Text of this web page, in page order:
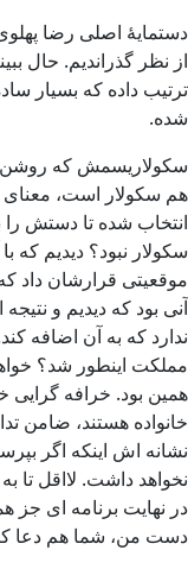
دستمایۀ اصلی رضا
از نظر گذراندیم. حال
ترتیب داده که بسیار
شده.
سکولاریسمش که
هم سکولار است، معنای
انتخاب شده تا دستش را
سکولار نبود؟ دیدیم که
موقعیتی قرارشان داد
آنی بود که دیدیم و
ندارد که به آن اضافه
مملکت اینطور شد؟
همین بود. خرافه گرایی
خانواده هستند، ضامن
نشانه اش اینکه اگر
نخواهد داشت. لااقل تا
در نهایت برنامه ای جز
دست من، شما هم دعا